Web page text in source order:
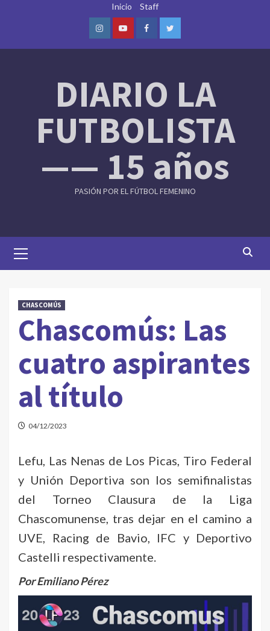
Inicio Staff
InstagramYoutubeFacebookTwitter
DIARIO LA
FUTBOLISTA
—— 15 años
PASIÓN POR EL FÚTBOL FEMENINO
Menu
CHASCOMÚS
Chascomús: Las
cuatro aspirantes
al título
04/12/2023
Lefu, Las Nenas de Los Picas, Tiro Federal
y Unión Deportiva son los semifinalistas
del Torneo Clausura de la Liga
Chascomunense, tras dejar en el camino a
UVE, Racing de Bavio, IFC y Deportivo
Castelli respectivamente.
Por Emiliano Pérez